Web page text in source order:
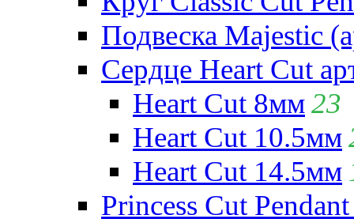
Подвеска Majestic
Сердце Heart Cut
Heart Cut 8мм23
Heart Cut 10.5мм
Heart Cut 14.5мм
Princess Cut